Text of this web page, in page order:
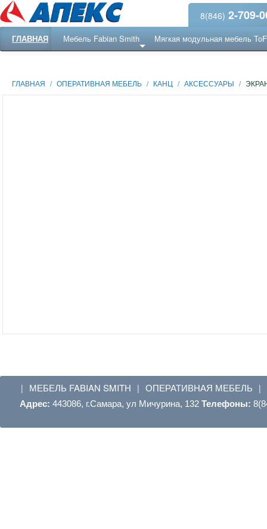
8(846) 2-709-
ГЛАВНАЯ Мебель Fabian Smith Мягкая модульная мебель
ГЛАВНАЯ / ОПЕРАТИВНАЯ МЕБЕЛЬ / КАНЦ / АКСЕССУАРЫ /
| МЕБЕЛЬ FABIAN SMITH | ОПЕРАТИВНАЯ МЕБЕЛЬ |
Адрес: 443086, г.Самара, ул Мичурина, 132 Телефоны: